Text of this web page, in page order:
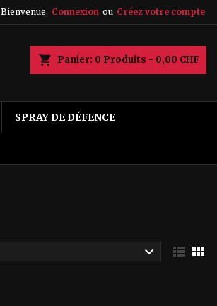
Bienvenue, Connexion ou Créez votre compte
Panier 0 Produits - 0,00 CHF
SPRAY DE DÉFENCE
  